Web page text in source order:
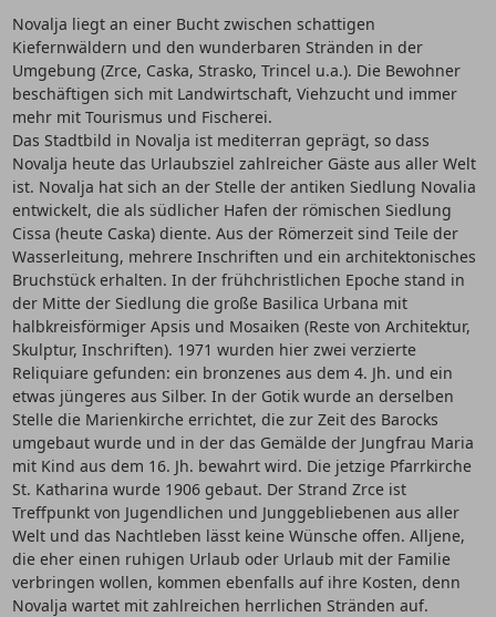
Novalja liegt an einer Bucht zwischen schattigen
Kiefernwäldern und den wunderbaren Stränden in der
Umgebung (Zrce, Caska, Strasko, Trincel u.a.). Die Bewohner
beschäftigen sich mit Landwirtschaft, Viehzucht und immer
mehr mit Tourismus und Fischerei.
Das Stadtbild in Novalja ist mediterran geprägt, so dass
Novalja heute das Urlaubsziel zahlreicher Gäste aus aller Welt
ist. Novalja hat sich an der Stelle der antiken Siedlung Novalia
entwickelt, die als südlicher Hafen der römischen Siedlung
Cissa (heute Caska) diente. Aus der Römerzeit sind Teile der
Wasserleitung, mehrere Inschriften und ein architektonisches
Bruchstück erhalten. In der frühchristlichen Epoche stand in
der Mitte der Siedlung die große Basilica Urbana mit
halbkreisförmiger Apsis und Mosaiken (Reste von Architektur,
Skulptur, Inschriften). 1971 wurden hier zwei verzierte
Reliquiare gefunden: ein bronzenes aus dem 4. Jh. und ein
etwas jüngeres aus Silber. In der Gotik wurde an derselben
Stelle die Marienkirche errichtet, die zur Zeit des Barocks
umgebaut wurde und in der das Gemälde der Jungfrau Maria
mit Kind aus dem 16. Jh. bewahrt wird. Die jetzige Pfarrkirche
St. Katharina wurde 1906 gebaut. Der Strand Zrce ist
Treffpunkt von Jugendlichen und Junggebliebenen aus aller
Welt und das Nachtleben lässt keine Wünsche offen. Alljene,
die eher einen ruhigen Urlaub oder Urlaub mit der Familie
verbringen wollen, kommen ebenfalls auf ihre Kosten, denn
Novalja wartet mit zahlreichen herrlichen Stränden auf.